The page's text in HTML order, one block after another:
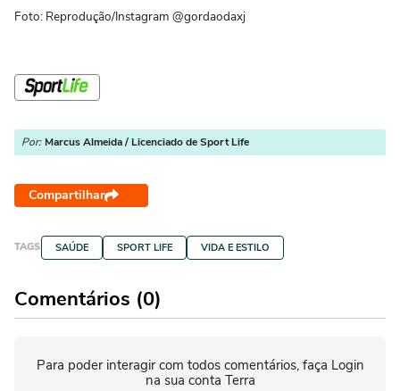
Foto: Reprodução/Instagram @gordaodaxj
Por: Marcus Almeida / Licenciado de Sport Life
Compartilhar
TAGS SAÚDE SPORT LIFE VIDA E ESTILO
Comentários (0)
Para poder interagir com todos comentários, faça Login
na sua conta Terra